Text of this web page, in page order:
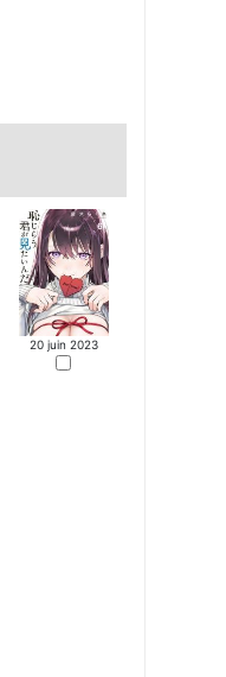
20 juin 2023